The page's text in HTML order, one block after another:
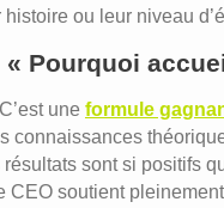
ou leur niveau
Pourquoi
une formule
connaissances
sont si positifs
CEO soutient